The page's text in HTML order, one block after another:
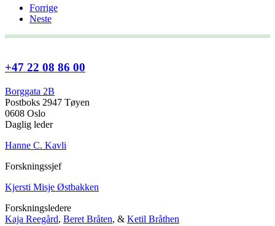
Forrige
Neste
+47 22 08 86 00
Borggata 2B
Postboks 2947 Tøyen
0608 Oslo
Daglig leder
Hanne C. Kavli
Forskningssjef
Kjersti Misje Østbakken
Forskningsledere
Kaja Reegård, Beret Bråten, & Ketil Bråthen